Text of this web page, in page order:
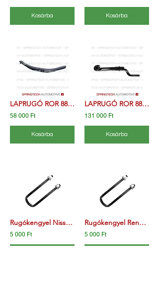
Kosárba Kosárba
LAPRUGÓ ROR 88759800 21204279 21221244 F260Z059ZA70
58 000 Ft
Kosárba
LAPRUGÓ ROR 88770600 21221335 21221324 F001A137DE75
131 000 Ft
Kosárba
Rugókengyel Nissan Navara
5 000 Ft
Rugókengyel Renault Master
5 000 Ft